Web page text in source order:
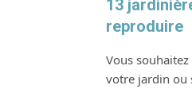
13
reproduire
Vous
votre jardin ou